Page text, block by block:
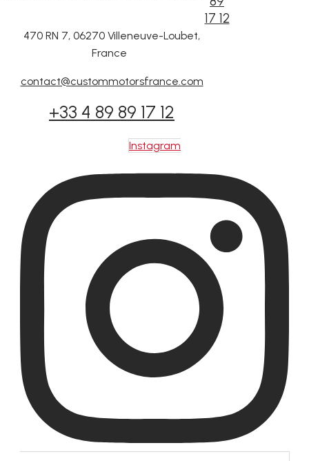
17 12
470 RN 7, 06270 Villeneuve-Loubet,
France
contact@custommotorsfrance.com
+33 4 89 89 17 12
Instagram